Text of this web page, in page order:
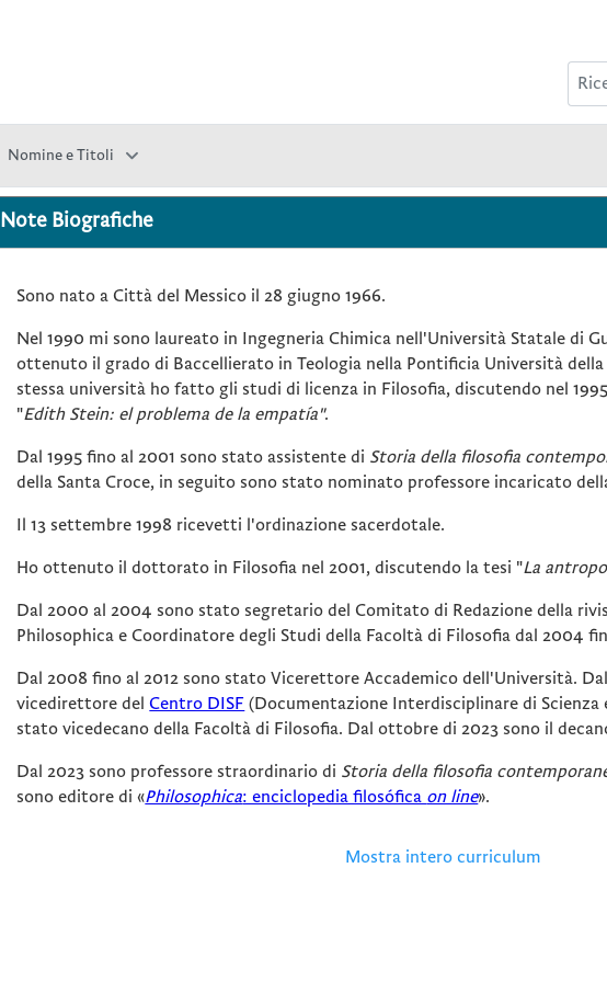
Nomine e Titoli
Note Biografiche
Sono nato a Città del Messico il 28 giugno 1966.
Nel 1990 mi sono laureato in Ingegneria Chimica nell'Università Statale di
ottenuto il grado di Baccellierato in Teologia nella Pontificia Università della
stessa università ho fatto gli studi di licenza in Filosofia, discutendo nel
"Edith Stein: el problema de la empatía".
Dal 1995 fino al 2001 sono stato assistente di Storia della filosofia
della Santa Croce, in seguito sono stato nominato professore incaricato
Il 13 settembre 1998 ricevetti l'ordinazione sacerdotale.
Ho ottenuto il dottorato in Filosofia nel 2001, discutendo la tesi "La
Dal 2000 al 2004 sono stato segretario del Comitato di Redazione della
Philosophica e Coordinatore degli Studi della Facoltà di Filosofia dal 2004
Dal 2008 fino al 2012 sono stato Vicerettore Accademico dell'Università.
vicedirettore delCentro DISF (Documentazione Interdisciplinare di Scienza
stato vicedecano della Facoltà di Filosofia. Dal ottobre di 2023 sono il
Dal 2023 sono professore straordinario di Storia della filosofia
sono editore di «Philosophica: enciclopedia filosófica on line».
Mostra intero curriculum